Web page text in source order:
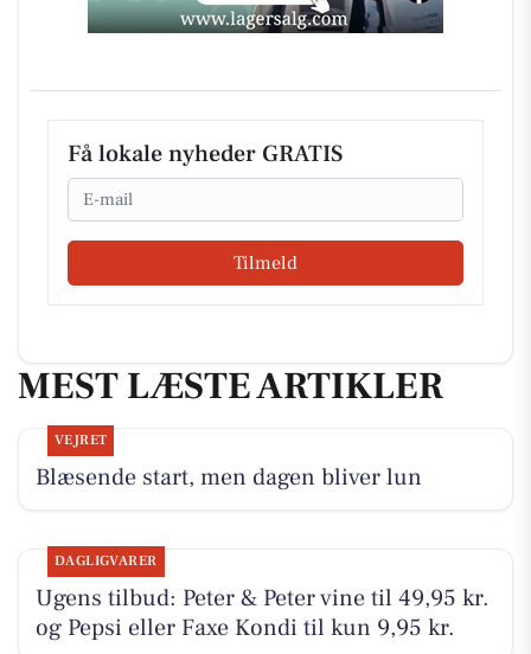
Få lokale nyheder GRATIS
Email
Tilmeld
MEST LÆSTE ARTIKLER
VEJRET
Blæsende start, men dagen bliver lun
DAGLIGVARER
Ugens tilbud: Peter & Peter vine til 49,95 kr.
og Pepsi eller Faxe Kondi til kun 9,95 kr.